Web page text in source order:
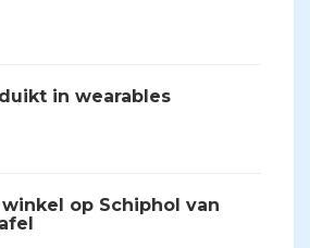
in wearables
op Schiphol van